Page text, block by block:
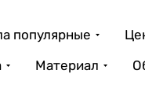
популярные
Материал